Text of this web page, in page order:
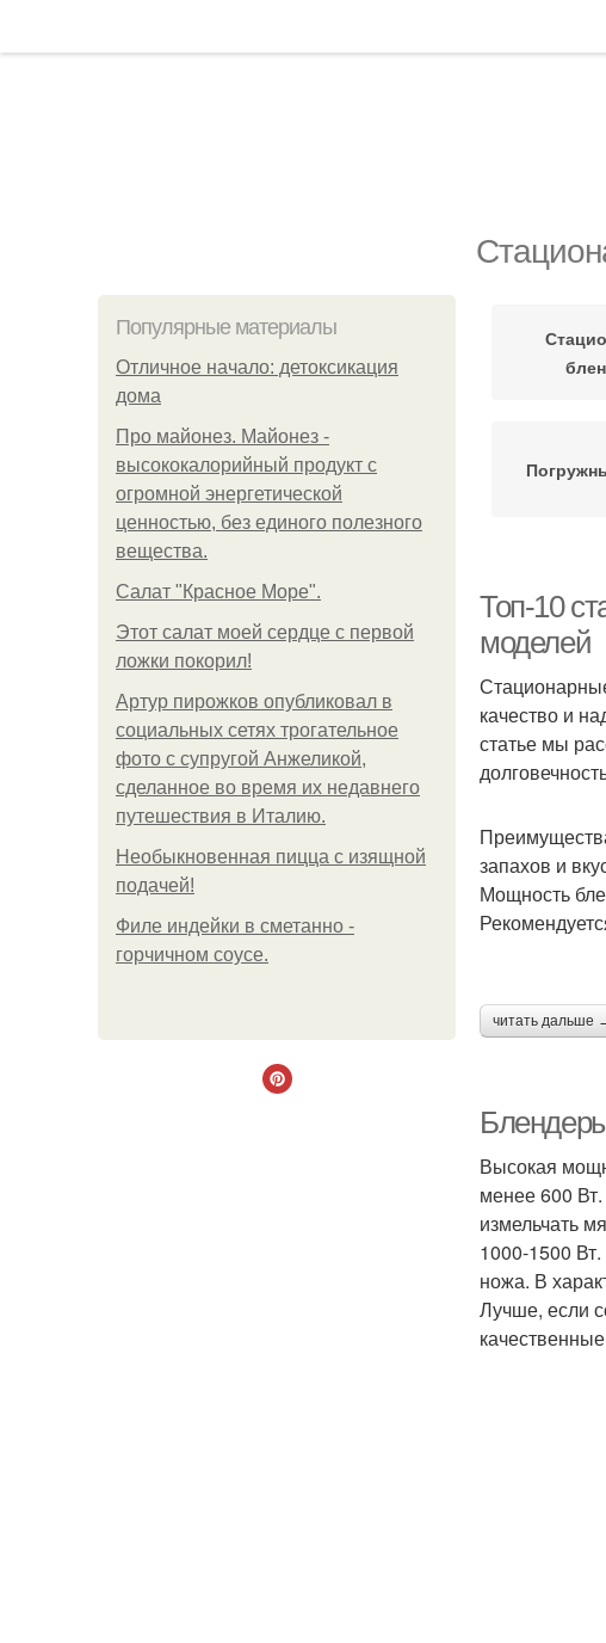
Популярные материалы
Отличное начало: детоксикация
дома
Про майонез. Майонез -
высококалорийный продукт с
огромной энергетической
ценностью, без единого полезного
вещества.
Салат "Красное Море".
Этот салат моей сердце с первой
ложки покорил!
Артур пирожков опубликовал в
социальных сетях трогательное
фото с супругой Анжеликой,
сделанное во время их недавнего
путешествия в Италию.
Необыкновенная пицца с изящной
подачей!
Филе индейки в сметанно -
горчичном соусе.
Топ-10
моделей
качество и
статье мы
запахов и
Мощность
читать дальше
Высокая
менее 600
измельчать
1000-1500
ножа. В
Лучше, если